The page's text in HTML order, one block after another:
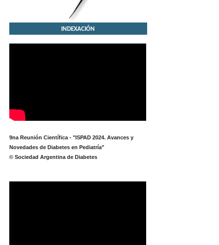
INDEXACIÓN
9na Reunión Científica - "ISPAD 2024. Avances y
Novedades de Diabetes en Pediatría"
© Sociedad Argentina de Diabetes